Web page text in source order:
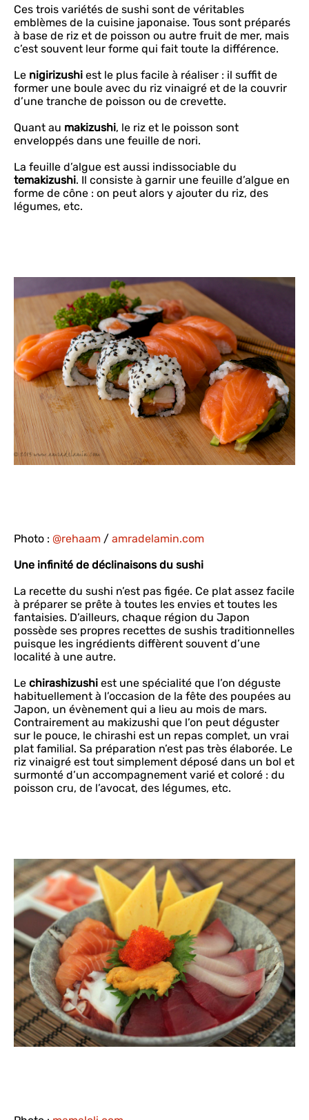
Ces trois variétés de sushi sont de véritables
emblèmes de la cuisine japonaise. Tous sont préparés
à base de riz et de poisson ou autre fruit de mer, mais
c’est souvent leur forme qui fait toute la différence.
Le nigirizushi est le plus facile à réaliser : il suffit de
former une boule avec du riz vinaigré et de la couvrir
d’une tranche de poisson ou de crevette.
Quant au makizushi, le riz et le poisson sont
enveloppés dans une feuille de nori.
La feuille d’algue est aussi indissociable du
temakizushi. Il consiste à garnir une feuille d’algue en
forme de cône : on peut alors y ajouter du riz, des
légumes, etc.
Photo : @rehaam / amradelamin.com
Une infinité de déclinaisons du sushi
La recette du sushi n’est pas figée. Ce plat assez facile
à préparer se prête à toutes les envies et toutes les
fantaisies. D’ailleurs, chaque région du Japon
possède ses propres recettes de sushis traditionnelles
puisque les ingrédients diffèrent souvent d’une
localité à une autre.
Le chirashizushi est une spécialité que l’on déguste
habituellement à l’occasion de la fête des poupées au
Japon, un évènement qui a lieu au mois de mars.
Contrairement au makizushi que l’on peut déguster
sur le pouce, le chirashi est un repas complet, un vrai
plat familial. Sa préparation n’est pas très élaborée. Le
riz vinaigré est tout simplement déposé dans un bol et
surmonté d’un accompagnement varié et coloré : du
poisson cru, de l’avocat, des légumes, etc.